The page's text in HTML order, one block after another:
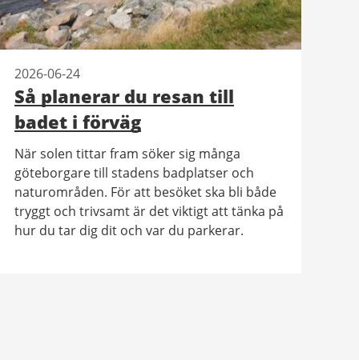
Så planerar du resan till
badet i förväg
2026-06-24
När solen tittar fram söker sig många
göteborgare till stadens badplatser och
naturområden. För att besöket ska bli både
tryggt och trivsamt är det viktigt att tänka på
hur du tar dig dit och var du parkerar.